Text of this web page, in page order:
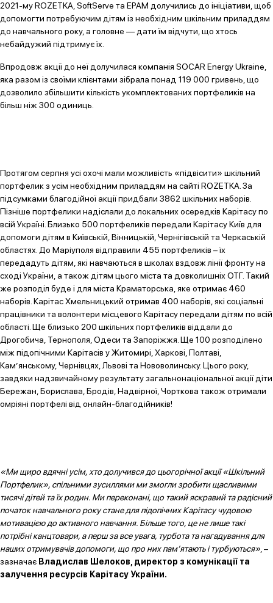
2021-му ROZETKA, SoftServe та EPAM долучились до ініціативи, щоб
допомогти потребуючим дітям із необхідним шкільним приладдям
до навчального року, а головне — дати їм відчути, що хтось
небайдужий підтримує їх.
Впродовж акції до неї долучилася компанія SOCAR Energy Ukraine,
яка разом із своїми клієнтами зібрала понад 119 000 гривень, що
дозволило збільшити кількість укомплектованих портфеликів на
більш ніж 300 одиниць.
Протягом серпня усі охочі мали можливість «підвісити» шкільний
портфелик з усім необхідним приладдям на сайті ROZETKA. За
підсумками благодійної акції придбали 3862 шкільних наборів.
Пізніше портфелики надіслали до локальних осередків Карітасу по
всій Україні. Близько 500 портфеликів передали Карітасу Київ для
допомоги дітям в Київській, Вінницькій, Чернігівській та Черкаській
областях. До Маріуполя відправили 455 портфеликів – їх
передадуть дітям, які навчаються в школах вздовж лінії фронту на
сході України, а також дітям цього міста та довколишніх ОТГ. Такий
же розподіл буде і для міста Краматорська, яке отримає 460
наборів. Карітас Хмельницький отримав 400 наборів, які соціальні
працівники та волонтери місцевого Карітасу передали дітям по всій
області. Ще близько 200 шкільних портфеликів віддали до
Дрогобича, Тернополя, Одеси та Запоріжжя. Ще 100 розподілено
між підопічними Карітасів у Житомирі, Харкові, Полтаві,
Кам’янському, Чернівцях, Львові та Нововолинську. Цього року,
завдяки надзвичайному результату загальнонаціональної акції діти
Бережан, Борислава, Бродів, Надвірної, Чорткова також отримали
омріяні портфелі від онлайн-благодійників!
«Ми щиро вдячні усім, хто долучився до цьогорічної акції «Шкільний
Портфелик», спільними зусиллями ми змогли зробити щасливими
тисячі дітей та їх родин. Ми переконані, що такий яскравий та радісний
початок навчального року стане для підопічних Карітасу чудовою
мотивацією до активного навчання. Більше того, це не лише такі
потрібні канцтовари, а перш за все увага, турбота та нагадування для
наших отримувачів допомоги, що про них пам’ятають і турбуються» , –
зазначає Владислав Шелоков, директор з комунікації та
залучення ресурсів Карітасу України.